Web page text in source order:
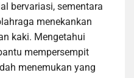
bervariasi, sementara
menekankan
kaki. Mengetahui
mempersempit
menemukan yang